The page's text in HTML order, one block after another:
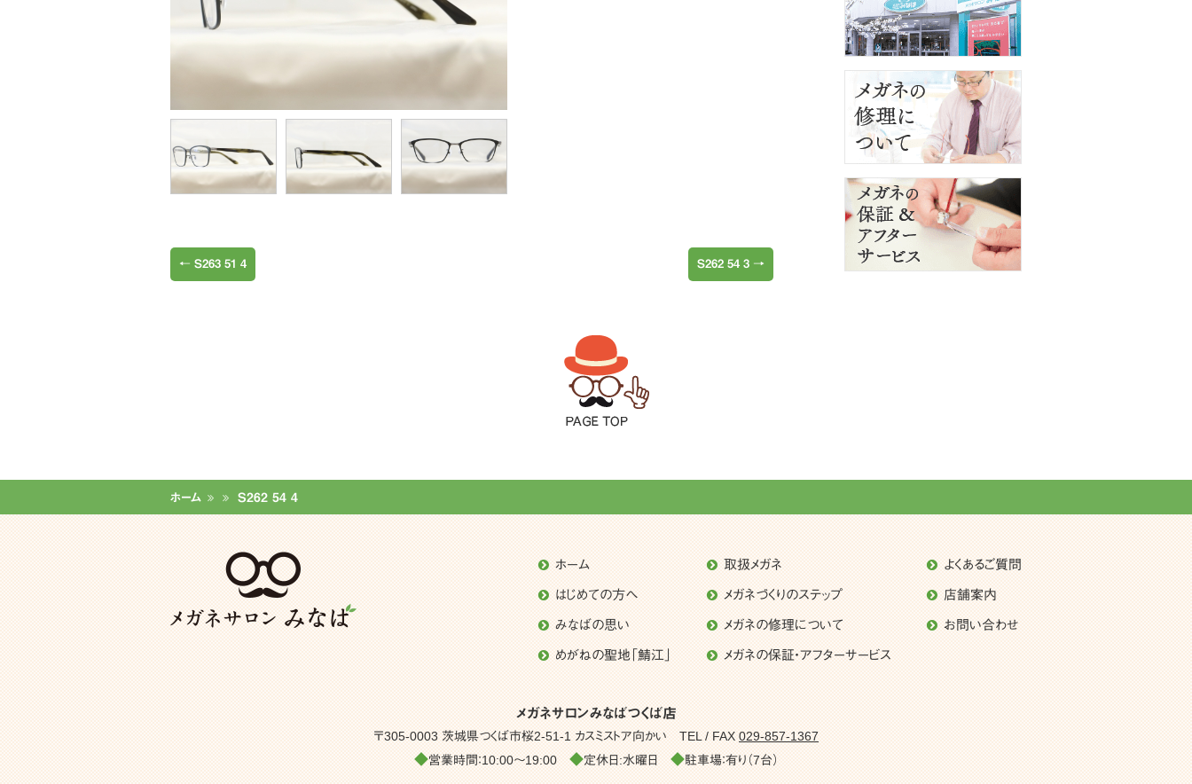
← S263 51 4 S262 54 3 →
ホーム S262 54 4
ホーム
はじめての方へ
みなばの思い
めがねの聖地「鯖江」
取扱メガネ
メガネづくりのステップ
メガネの修理について
メガネの保証・アフターサービス
よくあるご質問
店舗案内
お問い合わせ
メガネサロンみなばつくば店
〒305-0003 茨城県つくば市桜2-51-1 カスミストア向かい TEL / FAX 029-857-1367
◆営業時間：10:00～19:00 ◆定休日:水曜日 ◆駐車場：有り（7台）